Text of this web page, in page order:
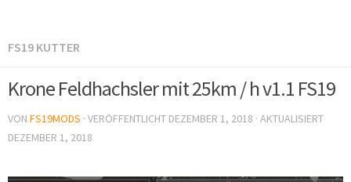
FS19 KUTTER
Krone Feldhachsler mit 25km / h v1.1 FS19
VON FS19MODS · VERÖFFENTLICHT DEZEMBER 1, 2018 · AKTUALISIERT
DEZEMBER 1, 2018